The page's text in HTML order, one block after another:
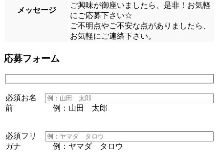
メッセージ
ご興味が御座いましたら、是非！お気軽
にご応募下さい☆
ご不明点やご不安な点がありましたら、
お気軽にご連絡下さい。
応募フォーム
必須お名
前
例：山田 太郎
必須フリ
ガナ
例：ヤマダ タロウ